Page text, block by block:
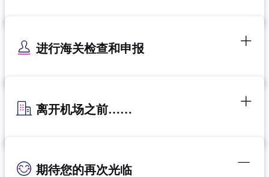
进行海关检查和申报
离开机场之前……
期待您的再次光临